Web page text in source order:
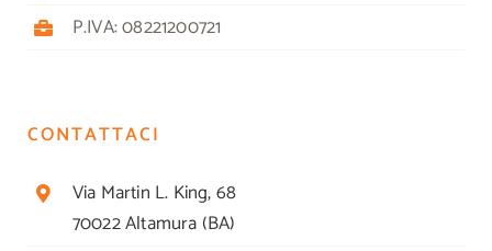
P.IVA: 08221200721
CONTATTACI
Via Martin L. King, 68
70022 Altamura (BA)